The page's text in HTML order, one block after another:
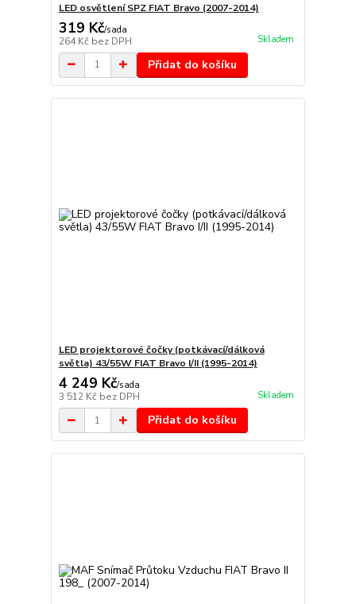
LED osvětlení SPZ FIAT Bravo (2007-2014)
319 Kč/sada
264 Kč bez DPH Skladem
Přidat do košíku
LED projektorové čočky (potkávací/dálková
světla) 43/55W FIAT Bravo I/II (1995-2014)
4 249 Kč/sada
3 512 Kč bez DPH Skladem
Přidat do košíku